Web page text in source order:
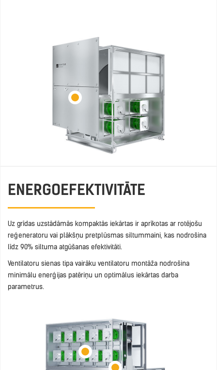
ENERGOEFEKTIVITĀTE
Uz grīdas uzstādāmās kompaktās iekārtas ir aprīkotas ar rotējošu
reģeneratoru vai plākšņu pretplūsmas siltummaini, kas nodrošina
līdz 90% siltuma atgūšanas efektivitāti.
Ventilatoru sienas tipa vairāku ventilatoru montāža nodrošina
minimālu enerģijas patēriņu un optimālus iekārtas darba
parametrus.